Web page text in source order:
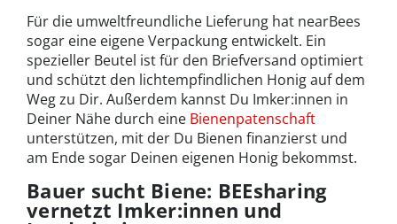
Für die umweltfreundliche Lieferung hat nearBees
sogar eine eigene Verpackung entwickelt. Ein
spezieller Beutel ist für den Briefversand optimiert
und schützt den lichtempfindlichen Honig auf dem
Weg zu Dir. Außerdem kannst Du Imker:innen in
Deiner Nähe durch eine Bienenpatenschaft
unterstützen, mit der Du Bienen finanzierst und
am Ende sogar Deinen eigenen Honig bekommst.
Bauer sucht Biene: BEEsharing
vernetzt Imker:innen und